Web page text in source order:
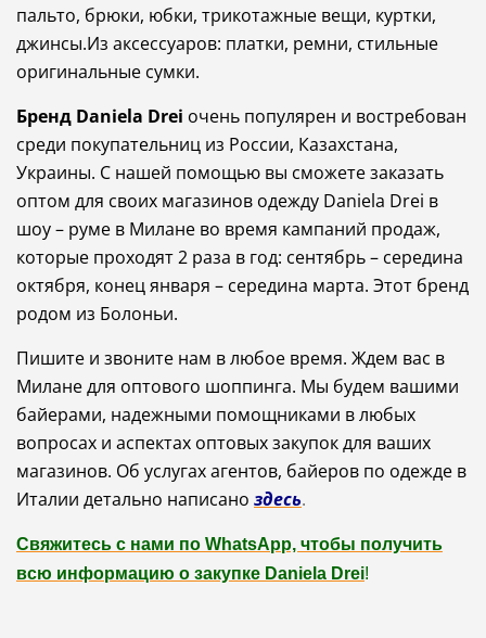
пальто, брюки, юбки, трикотажные вещи, куртки,
джинсы.Из аксессуаров: платки, ремни, стильные
оригинальные сумки.
Бренд Daniela Drei очень популярен и востребован
среди покупательниц из России, Казахстана,
Украины. С нашей помощьювы сможетезаказать
оптом для своих магазинов одежду Daniela Drei в
шоу– руме в Милане во время кампаний продаж,
которые проходят2 раза в год: сентябрь– середина
октября, конецянваря – середина марта. Этот бренд
родом из Болоньи.
Пишите и звоните нам влюбое время. Ждем вас в
Миланедля оптового шоппинга. Мы будем вашими
байерами, надежными помощниками в любых
вопросах и аспектах оптовых закупок для ваших
магазинов. Об услугах агентов, байеров по одежде в
Италии детально написано здесь.
Свяжитесь с нами по WhatsApp, чтобы получить
всю информацию о закупке Daniela Drei!